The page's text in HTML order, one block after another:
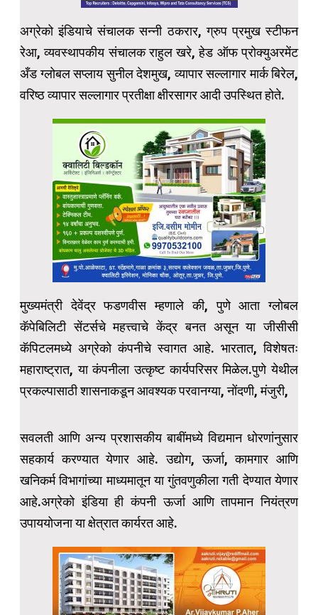
अग्रेको इंडियाचे संचालक सन्नी ठकरार, ग्रुप प्रमुख स्टीफन
रेआ, व्यवस्थापकीय संचालक राहुल खरे, हेड ऑफ प्रोक्युअरमेंट
अँड ग्लोबल सप्लाय सुनील देशमुख, व्यापार सल्लागार मार्क बिरेल,
वरिष्ठ व्यापार सल्लागार प्रतीक्षा क्षीरसागर आदी उपस्थित होते.
मुख्यमंत्री देवेंद्र फडणवीस म्हणाले की, पुणे आता ग्लोबल
कॅपेबिलिटी सेंटर्सचे महत्त्वाचे केंद्र बनत असून या जीसीसी
कॅपिटलमध्ये अग्रेको कंपनीचे स्वागत आहे. भारतात, विशेषतः
महाराष्ट्रात, या कंपनीला उत्कृष्ट कार्यपरिसर मिळेल.पुणे येथील
प्रकल्पासाठी शासनाकडून आवश्यक परवानग्या, नोंदणी, मंजुरी,
सवलती आणि अन्य प्रशासकीय बाबींमध्ये विद्यमान धोरणांनुसार
सहकार्य करण्यात येणार आहे. उद्योग, ऊर्जा, कामगार आणि
खनिकर्म विभागांच्या माध्यमातून या गुंतवणुकीला गती देण्यात येणार
आहे.अग्रेको इंडिया ही कंपनी ऊर्जा आणि तापमान नियंत्रण
उपाययोजना या क्षेत्रात कार्यरत आहे.